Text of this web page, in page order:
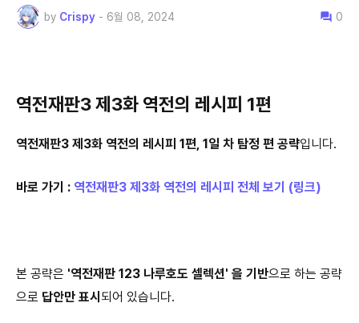
by Crispy - 6월 08, 2024 0
역전재판3 제3화 역전의 레시피 1편
역전재판3 제3화 역전의 레시피 1편, 1 일 차 탐정 편 공략입니다.
바로 가기 : 역전재판3 제3화 역전의 레시피 전체 보기 (링크)
본 공략은 '역전재판 123 나루호도 셀렉션' 을 기반으로 하는 공략
으로 답안만 표시 되어 있습니다.